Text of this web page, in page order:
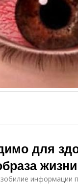
для
жизни
информации